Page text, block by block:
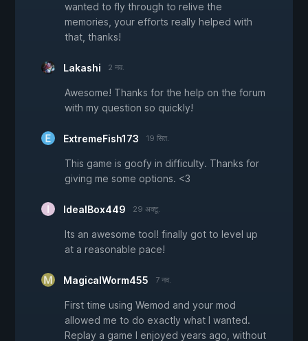
wanted to fly through to relive the
memories, your efforts really helped with
that, thanks!
Lakashi 2 नव.
Awesome! Thanks for the help on the forum
with my question so quickly!
ExtremeFish173 19 सित.
This game is goofy in difficulty. Thanks for
giving me some options. <3
IdealBox449 29 अक्टू.
Its an awesome tool! finally got to level up
at a reasonable pace!
MagicalWorm455 7 नव.
First time using Wemod and your mod
allowed me to do exactly what I wanted.
Replay a game I enjoyed years ago, without